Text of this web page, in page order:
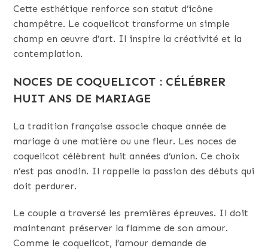
Cette esthétique renforce son statut d’icône
champêtre. Le coquelicot transforme un simple
champ en œuvre d’art. Il inspire la créativité et la
contemplation.
NOCES DE COQUELICOT : CÉLÉBRER
HUIT ANS DE MARIAGE
La tradition française associe chaque année de
mariage à une matière ou une fleur. Les noces de
coquelicot célèbrent huit années d’union. Ce choix
n’est pas anodin. Il rappelle la passion des débuts qui
doit perdurer.
Le couple a traversé les premières épreuves. Il doit
maintenant préserver la flamme de son amour.
Comme le coquelicot, l’amour demande de